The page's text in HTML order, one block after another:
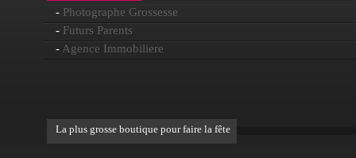
- Photographe Grossesse
- Futurs Parents
- Agence Immobiliere
La plus grosse boutique pour faire la fête